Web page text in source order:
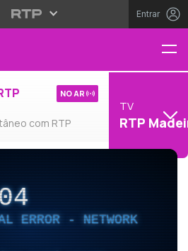
Entrar
com RTP
NO AR
TV
RTP
ERROR - NETWORK